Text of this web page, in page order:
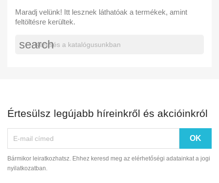
Maradj velünk! Itt lesznek láthatóak a termékek, amint
feltöltésre kerültek.
search
Értesülsz legújabb híreinkről és akcióinkról
Bármikor leiratkozhatsz. Ehhez keresd meg az elérhetőségi adatainkat a jogi
nyilatkozatban.